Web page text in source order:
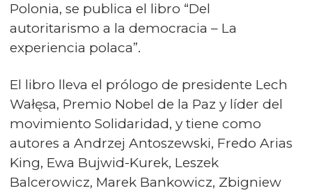
Polonia, se publica el libro “Del
autoritarismo a la democracia – La
experiencia polaca”.
El libro lleva el prólogo de presidente Lech
Wałęsa, Premio Nobel de la Paz y líder del
movimiento Solidaridad, y tiene como
autores a Andrzej Antoszewski, Fredo Arias
King, Ewa Bujwid-Kurek, Leszek
Balcerowicz, Marek Bankowicz, Zbigniew